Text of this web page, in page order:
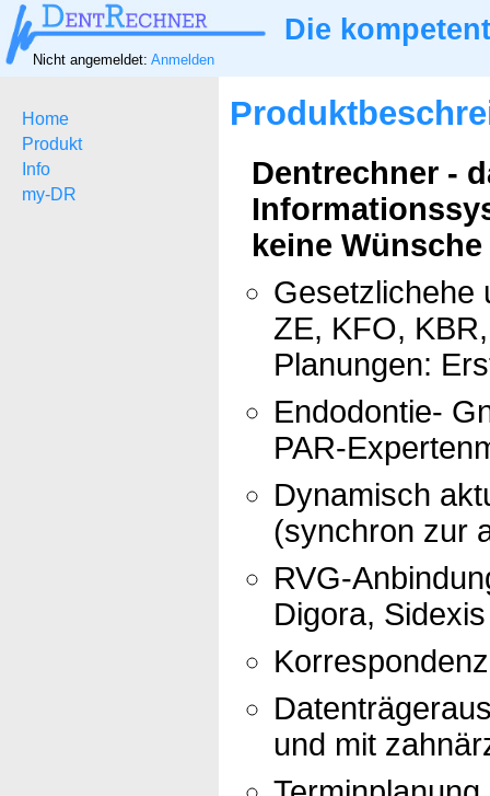
Die
Nicht angemeldet: Anmelden
Home
Produkt
Info
my-DR
Dentrechner -
keine
Gesetzlichehe
ZE, KFO,
Planungen:
Endodontie-
PAR-
Dynamisch
(synchron zur
RVG-
Digora,
und mit